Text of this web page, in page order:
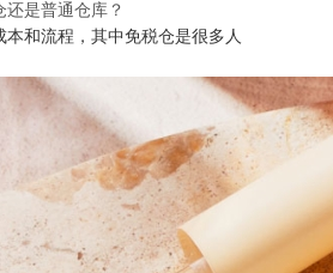
是普通仓库？
和流程，其中免税仓是很多人